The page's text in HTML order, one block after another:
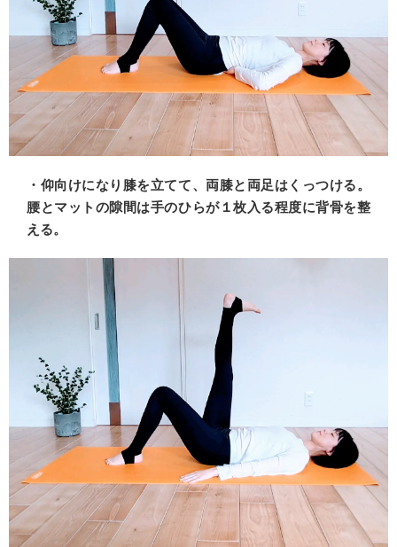
・仰向けになり膝を立てて、両膝と両足はくっつける。
腰とマットの隙間は手のひらが１枚入る程度に背骨を整
える。